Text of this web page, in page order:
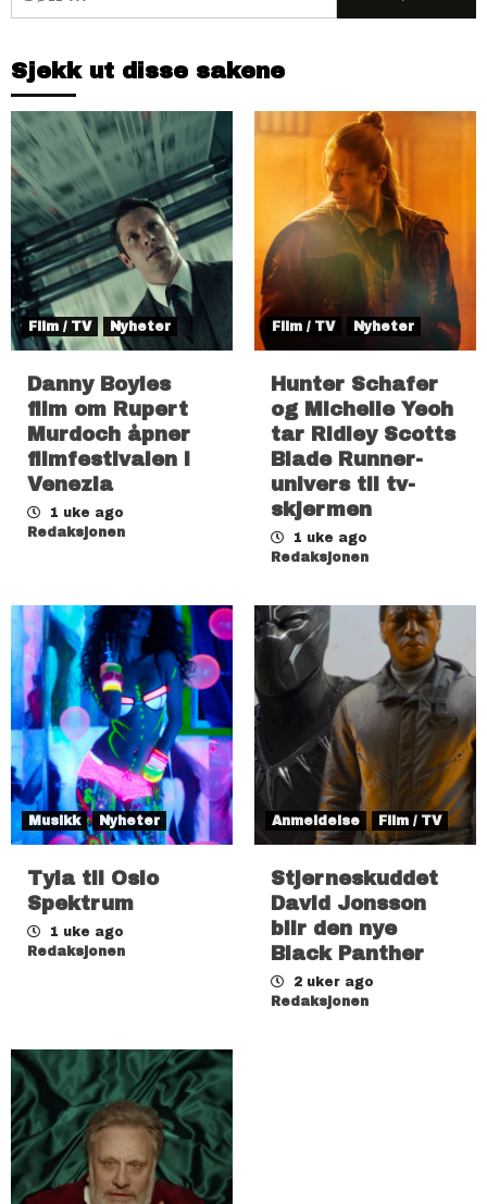
etter:
Sjekk ut disse sakene
Film / TV Nyheter
Danny Boyles
film om Rupert
Murdoch åpner
filmfestivalen i
Venezia
1 uke ago
Redaksjonen
Film / TV Nyheter
Hunter Schafer
og Michelle Yeoh
tar Ridley Scotts
Blade Runner-
univers til tv-
skjermen
1 uke ago
Redaksjonen
Musikk Nyheter
Tyla til Oslo
Spektrum
1 uke ago
Redaksjonen
Anmeldelse Film / TV
Stjerneskuddet
David Jonsson
blir den nye
Black Panther
2 uker ago
Redaksjonen